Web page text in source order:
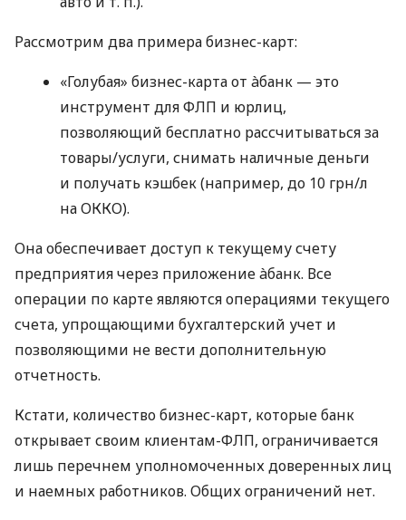
Рассмотрим два примера бизнес-карт:
«Голубая» бизнес-карта от àбанк — это
инструмент для ФЛП и юрлиц,
позволяющий бесплатно рассчитываться за
товары/услуги, снимать наличные деньги
и получать кэшбек (например, до 10 грн/л
на ОККО).
Она обеспечивает доступ к текущему счету
предприятия через приложение àбанк. Все
операции по карте являются операциями текущего
счета, упрощающими бухгалтерский учет и
позволяющими не вести дополнительную
отчетность.
Кстати, количество бизнес-карт, которые банк
открывает своим клиентам-ФЛП, ограничивается
лишь перечнем уполномоченных доверенных лиц
и наемных работников. Общих ограничений нет.